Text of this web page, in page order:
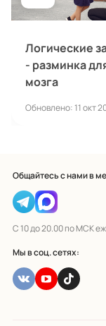
Логические
- разминка
мозга
Обновлено: 11 окт
Общайтесь с нами в
С 10 до 20.00 по МСК
Мы в соц. сетях: